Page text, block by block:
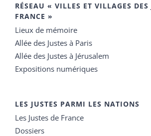
RÉSEAU « VILLES ET VILLAGES DES
FRANCE »
Lieux de mémoire
Allée des Justes à Paris
Allée des Justes à Jérusalem
Expositions numériques
LES JUSTES PARMI LES NATIONS
Les Justes de France
Dossiers